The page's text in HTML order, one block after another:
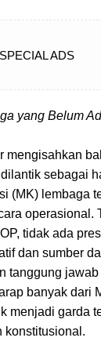
SPECIAL ADS
yang Belum
mengisahkan
sebagai
(MK) lembaga
operasional.
tidak ada
dan sumber
tanggung
banyak dari
menjadi garda
konstitusional.